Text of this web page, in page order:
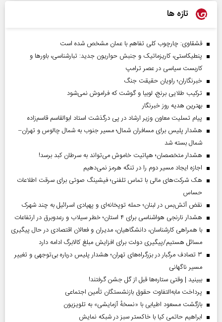
تازه ها
قشقاوی: چارچوب کلی تفاهم با عمان مشخص شده است
پنطیکاستی، کاریزماتیک و جنبش حواریون جدید: تبارشناسی، باور‌ها و
کاربست سیاسی در عصر ترامپ
خبرنگاران؛ راویان حقیقت جنگ
ترکیب طلایی برنج، لوبیا و گوشت که فراموش نمی‌شود
بهترین هدیه روز خبرنگار
پیام تسلیت معاون وزیر ارشاد در پی درگذشت استاد ابوالقاسم قاسم‌زاده
هشدار پلیس برای مسافران شمال؛ مسیر جنوب به شمال چالوس و تهران–
شمال بسته شد
هشدار متخصصان؛ هپاتیت خاموش می‌تواند به سرطان کبد برسد!
اجازه ایجاد مسیر دوم را در تنگه هرمز نمی‌دهیم
هک شرکت‌های مالی با تماس تلفنی؛ فیشینگ صوتی برای سرقت اطلاعات
حساس
نقض آتش‌بس در لبنان؛ حمله توپخانه‌ای و پهپادی اسرائیل به چند شهرک
هشدار نارنجی هواشناسی برای ۴ استان؛ خطر سیلاب و رعدوبرق در ارتفاعات
با همراهی کارشناسان، دانشگاهیان، مدیران و فعالان اقتصادی در حال پیگیری
مسائل هستیم/پیگیری دولت برای افزایش مبلغ کالابرگ ادامه دارد
۳ تصادف مرگبار در بزرگراه‌های تهران؛ هشدار پلیس درباره بی‌توجهی و تغییر
مسیر ناگهانی
ببینید | وقتی ستاره‌ها قبل از گل جشن گرفتند!
پرداخت مابه‌التفاوت حقوق بازنشستگان تأمین اجتماعی
بازگشت مسعود اطیابی با «نسخهٔ آزمایشی» به تلویزیون
ابراهیم حاتمی کیا با خاکستر سبز در شبکه نمایش